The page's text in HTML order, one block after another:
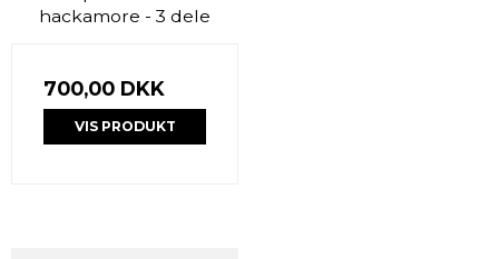
hackamore - 3 dele
700,00 DKK
VIS PRODUKT